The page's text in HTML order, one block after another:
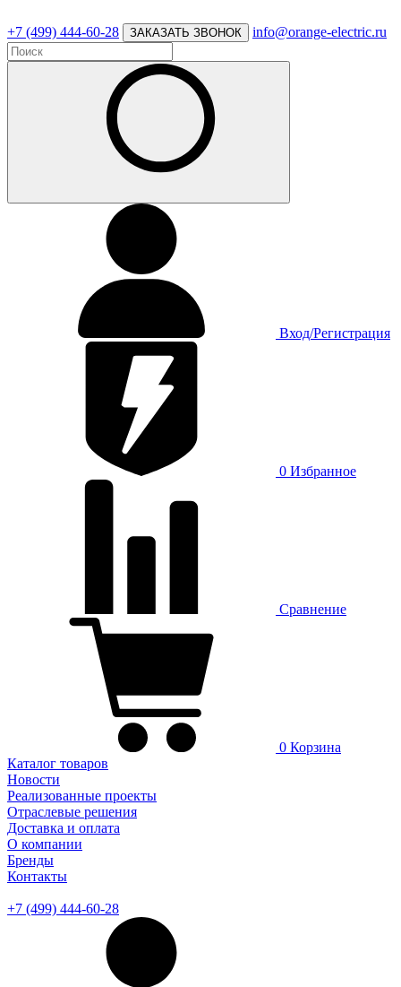
+7 (499) 444-60-28 ЗАКАЗАТЬ ЗВОНОК info@orange-electric.ru
Вход/Регистрация
0 Избранное
Сравнение
0 Корзина
Каталог товаров
Новости
Реализованные проекты
Отраслевые решения
Доставка и оплата
О компании
Бренды
Контакты
+7 (499) 444-60-28